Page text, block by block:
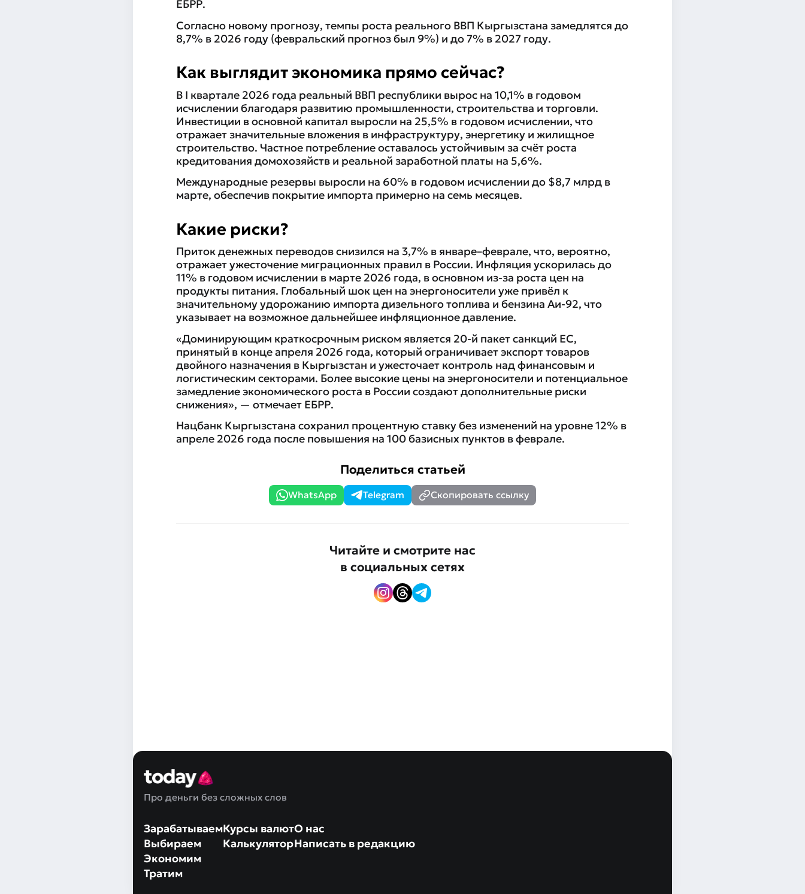
ЕБРР.
Согласно новому прогнозу, темпы роста реального ВВП Кыргызстана замедлятся до
8,7% в 2026 году (февральский прогноз был 9%) и до 7% в 2027 году.
Как выглядит экономика прямо сейчас?
В I квартале 2026 года реальный ВВП республики вырос на 10,1% в годовом
исчислении благодаря развитию промышленности, строительства и торговли.
Инвестиции в основной капитал выросли на 25,5% в годовом исчислении, что
отражает значительные вложения в инфраструктуру, энергетику и жилищное
строительство. Частное потребление оставалось устойчивым за счёт роста
кредитования домохозяйств и реальной заработной платы на 5,6%.
Международные резервы выросли на 60% в годовом исчислении до $8,7 млрд в
марте, обеспечив покрытие импорта примерно на семь месяцев.
Какие риски?
Приток денежных переводов снизился на 3,7% в январе–феврале, что, вероятно,
отражает ужесточение миграционных правил в России. Инфляция ускорилась до
11% в годовом исчислении в марте 2026 года, в основном из-за роста цен на
продукты питания. Глобальный шок цен на энергоносители уже привёл к
значительному удорожанию импорта дизельного топлива и бензина Аи-92, что
указывает на возможное дальнейшее инфляционное давление.
«Доминирующим краткосрочным риском является 20-й пакет санкций ЕС,
принятый в конце апреля 2026 года, который ограничивает экспорт товаров
двойного назначения в Кыргызстан и ужесточает контроль над финансовым и
логистическим секторами. Более высокие цены на энергоносители и потенциальное
замедление экономического роста в России создают дополнительные риски
снижения», — отмечает ЕБРР.
Нацбанк Кыргызстана сохранил процентную ставку без изменений на уровне 12% в
апреле 2026 года после повышения на 100 базисных пунктов в феврале.
Поделиться статьей
WhatsApp Telegram Скопировать ссылку
Читайте и смотрите нас
в социальных сетях
Про деньги без сложных слов
Зарабатываем
Выбираем
Экономим
Тратим
Курсы валют
Калькулятор
О нас
Написать в редакцию